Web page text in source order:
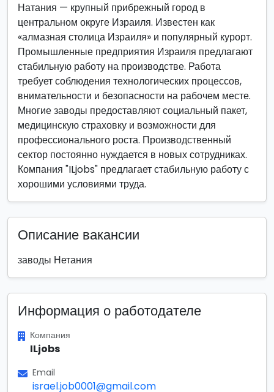
Натания — крупный прибрежный город в
центральном округе Израиля. Известен как
«алмазная столица Израиля» и популярный курорт.
Промышленные предприятия Израиля предлагают
стабильную работу на производстве. Работа
требует соблюдения технологических процессов,
внимательности и безопасности на рабочем месте.
Многие заводы предоставляют социальный пакет,
медицинскую страховку и возможности для
профессионального роста. Производственный
сектор постоянно нуждается в новых сотрудниках.
Компания "ILjobs" предлагает стабильную работу с
хорошими условиями труда.
Описание вакансии
заводы Нетания
Информация о работодателе
Компания
ILjobs
Email
israel.job0001@gmail.com